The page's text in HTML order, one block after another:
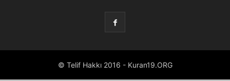
© Telif Hakkı 2016 - Kuran19.ORG